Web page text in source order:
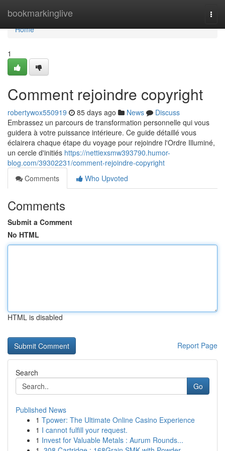
bookmarkinglive
Home
Home
1
Comment rejoindre copyright
robertywox550919 85 days ago News
Discuss
Embrassez un parcours de transformation personnelle qui vous
guidera à votre puissance intérieure. Ce guide détaillé vous
éclairera chaque étape du voyage pour rejoindre l'Ordre Illuminé,
un cercle d'initiés https://nettiexsmw393790.humor-
blog.com/39302231/comment-rejoindre-copyright
Comments
Who Upvoted
Comments
Submit a Comment
No HTML
HTML is disabled
Report Page
Search
Go
Published News
1 Tpower: The Ultimate Online Casino Experience
1 I cannot fulfill your request.
1 Invest for Valuable Metals : Aurum Rounds...